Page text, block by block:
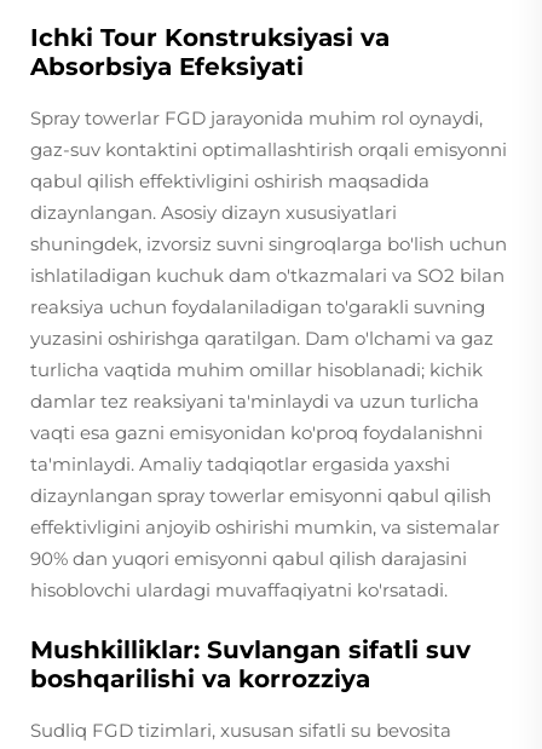
Ichki Tour Konstruksiyasi va
Absorbsiya Efeksiyati
Spray towerlar FGD jarayonida muhim rol oynaydi,
gaz-suv kontaktini optimallashtirish orqali emisyonni
qabul qilish effektivligini oshirish maqsadida
dizaynlangan. Asosiy dizayn xususiyatlari
shuningdek, izvorsiz suvni singroqlarga bo'lish uchun
ishlatiladigan kuchuk dam o'tkazmalari va SO2 bilan
reaksiya uchun foydalaniladigan to'garakli suvning
yuzasini oshirishga qaratilgan. Dam o'lchami va gaz
turlicha vaqtida muhim omillar hisoblanadi; kichik
damlar tez reaksiyani ta'minlaydi va uzun turlicha
vaqti esa gazni emisyonidan ko'proq foydalanishni
ta'minlaydi. Amaliy tadqiqotlar ergasida yaxshi
dizaynlangan spray towerlar emisyonni qabul qilish
effektivligini anjoyib oshirishi mumkin, va sistemalar
90% dan yuqori emisyonni qabul qilish darajasini
hisoblovchi ulardagi muvaffaqiyatni ko'rsatadi.
Mushkilliklar: Suvlangan sifatli suv
boshqarilishi va korrozziya
Sudliq FGD tizimlari, xususan sifatli su bevosita